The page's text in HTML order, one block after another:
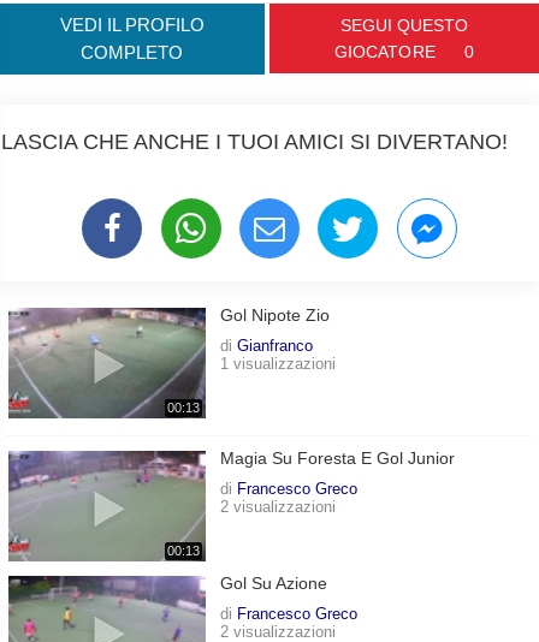
VEDI IL PROFILO
COMPLETO
SEGUI QUESTO
GIOCATORE
0
LASCIA CHE ANCHE I TUOI AMICI SI DIVERTANO!
00:13
Gol Nipote Zio
di Gianfranco
1 visualizzazioni
00:13
Magia Su Foresta E Gol Junior
di Francesco Greco
2 visualizzazioni
Gol Su Azione
di Francesco Greco
2 visualizzazioni